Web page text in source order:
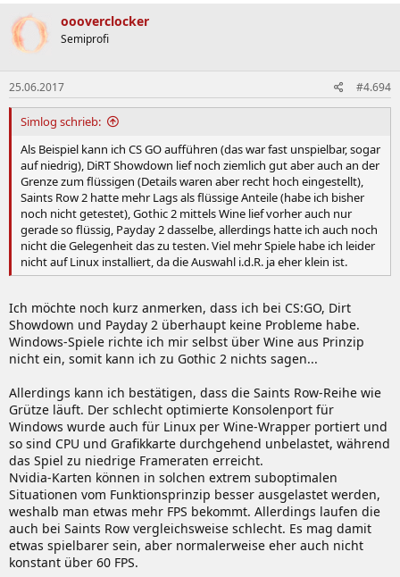
oooverclocker
Semiprofi
25.06.2017 #4.694
Simlog schrieb:
Als Beispiel kann ich CS GO aufführen (das war fast unspielbar, sogar
auf niedrig), DiRT Showdown lief noch ziemlich gut aber auch an der
Grenze zum flüssigen (Details waren aber recht hoch eingestellt),
Saints Row 2 hatte mehr Lags als flüssige Anteile (habe ich bisher
noch nicht getestet), Gothic 2 mittels Wine lief vorher auch nur
gerade so flüssig, Payday 2 dasselbe, allerdings hatte ich auch noch
nicht die Gelegenheit das zu testen. Viel mehr Spiele habe ich leider
nicht auf Linux installiert, da die Auswahl i.d.R. ja eher klein ist.
Ich möchte noch kurz anmerken, dass ich bei CS:GO, Dirt
Showdown und Payday 2 überhaupt keine Probleme habe.
Windows-Spiele richte ich mir selbst über Wine aus Prinzip
nicht ein, somit kann ich zu Gothic 2 nichts sagen...
Allerdings kann ich bestätigen, dass die Saints Row-Reihe wie
Grütze läuft. Der schlecht optimierte Konsolenport für
Windows wurde auch für Linux per Wine-Wrapper portiert und
so sind CPU und Grafikkarte durchgehend unbelastet, während
das Spiel zu niedrige Frameraten erreicht.
Nvidia-Karten können in solchen extrem suboptimalen
Situationen vom Funktionsprinzip besser ausgelastet werden,
weshalb man etwas mehr FPS bekommt. Allerdings laufen die
auch bei Saints Row vergleichsweise schlecht. Es mag damit
etwas spielbarer sein, aber normalerweise eher auch nicht
konstant über 60 FPS.